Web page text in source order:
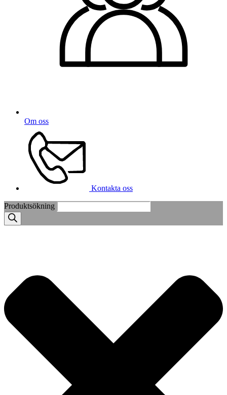
Om oss
Kontakta oss
Produktsökning